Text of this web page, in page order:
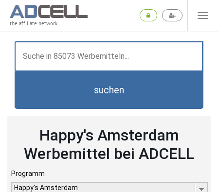
the affiliate network
suchen
Happy's Amsterdam
Werbemittel bei ADCELL
Programm
Happy's Amsterdam